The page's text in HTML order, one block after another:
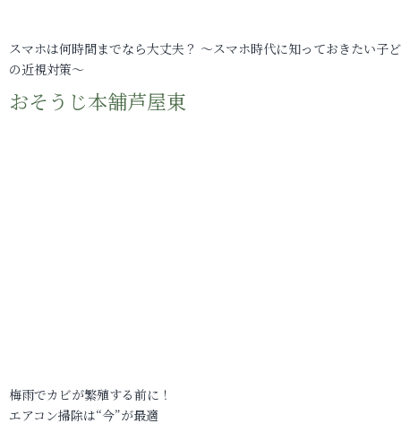
スマホは何時間までなら大丈夫？ ～スマホ時代に知っておきたい子
の近視対策～
おそうじ本舗芦屋東
梅雨でカビが繁殖する前に！
エアコン掃除は“今”が最適